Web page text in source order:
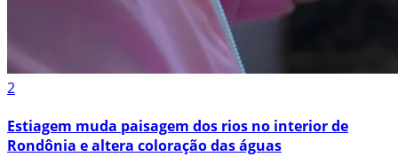
2
Estiagem muda paisagem dos rios no interior de
Rondônia e altera coloração das águas